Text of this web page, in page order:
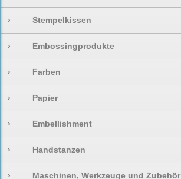
› Stempelkissen
› Embossingprodukte
› Farben
› Papier
› Embellishment
› Handstanzen
› Maschinen, Werkzeuge und Zubehör